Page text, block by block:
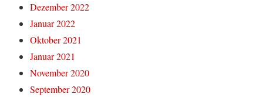
Dezember 2022
Januar 2022
Oktober 2021
Januar 2021
November 2020
September 2020